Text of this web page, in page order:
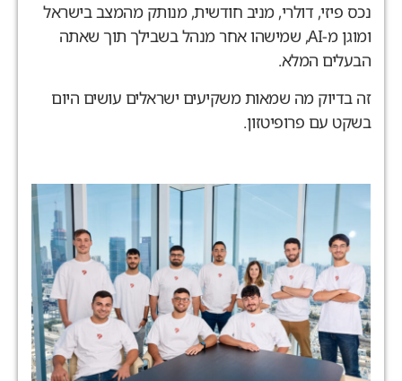
פיזי, דולרי, מניב חודשית, מנותק מהמצב בישראל
ומוגן מ-AI, שמישהו אחר מנהל בשבילך תוך שאתה
המלא.
בדיוק מה שמאות משקיעים ישראלים עושים היום
עם פרופיטזון.